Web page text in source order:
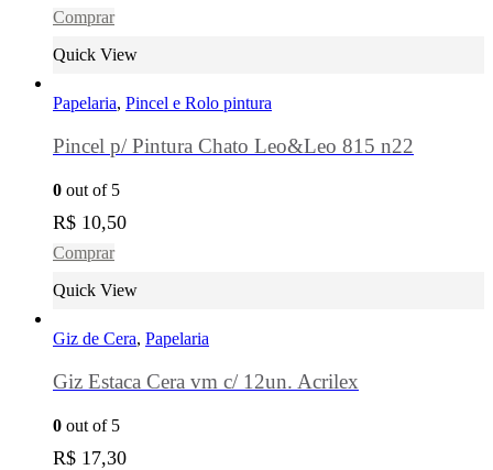
Comprar
Quick View
Papelaria, Pincel e Rolo pintura
Pincel p/ Pintura Chato Leo&Leo 815 n22
0 out of 5
R$ 10,50
Comprar
Quick View
Giz de Cera, Papelaria
Giz Estaca Cera vm c/ 12un. Acrilex
0 out of 5
R$ 17,30